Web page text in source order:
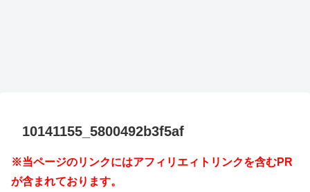
10141155_5800492b3f5af
※当ページのリンクにはアフィリエィトリンクを含むPR
が含まれております。